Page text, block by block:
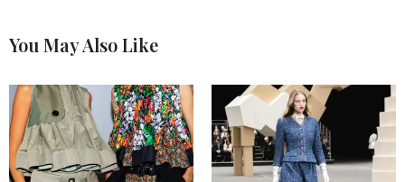
You May Also Like